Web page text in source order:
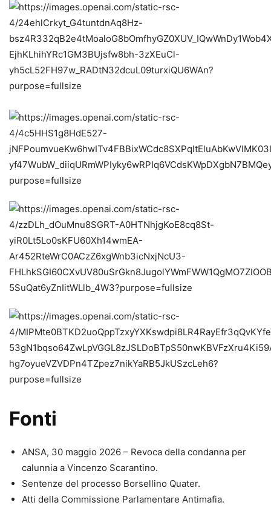
Fonti
ANSA, 30 maggio 2026 – Revoca della condanna per
calunnia a Vincenzo Scarantino.
Sentenze del processo Borsellino Quater.
Atti della Commissione Parlamentare Antimafia.